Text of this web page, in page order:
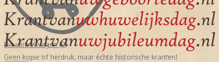
Uw winkelwagen (0)
Geen kopie of herdruk, maar échte historische kranten!